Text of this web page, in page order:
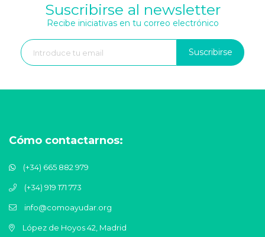
Suscribirse al newsletter
Recibe iniciativas en tu correo electrónico
Suscribirse
Cómo contactarnos:
(+34) 665 882 979
(+34) 919 171 773
info@comoayudar.org
López de Hoyos 42, Madrid